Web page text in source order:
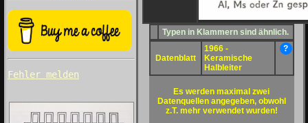
Fehler melden
Typen in Klammern sind ähnlich.
Datenblatt
1966 -
Keramische
Halbleiter
?
Es werden maximal zwei
Datenquellen angegeben, obwohl
z.T. mehr verwendet wurden!